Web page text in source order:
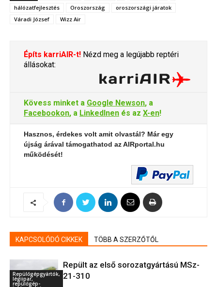
hálózatfejlesztés
Oroszország
oroszországi járatok
Váradi József
Wizz Air
Építs karriAIR-t! Nézd meg a legújabb reptéri
állásokat:
Kövess minket a Google Newson, a
Facebookon, a LinkedInen és az X-en!
Hasznos, érdekes volt amit olvastál? Már egy
újság árával támogathatod az AIRportal.hu
működését!
KAPCSOLÓDÓ CIKKEK TÖBB A SZERZŐTŐL
Repülőgépgyártók,
légiipar,
repülőgép-
Repült az első sorozatgyártású MSz-
21-310